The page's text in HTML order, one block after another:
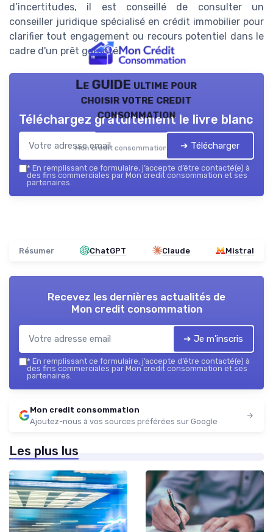
d’incertitudes, il est conseillé de consulter un
conseiller juridique spécialisé en crédit immobilier pour
clarifier tout engagement ou recours potentiel dans le
cadre d'un prêt garanté.
Le GUIDE ultime pour
choisir votre credit
consommation
Mon credit consommation — 2026
Téléchargez gratuitement le livre blanc
➔ Télécharger
* En remplissant ce formulaire, j’accepte d’être contacté(e) à
des fins commerciales par Mon credit consommation et ses
partenaires.
Résumer ChatGPT Claude Mistral
Recevez les dernières actualités de
Mon credit consommation
➔ Je m'inscris
* En remplissant ce formulaire, j’accepte d’être contacté(e) à
des fins commerciales par Mon credit consommation et ses
partenaires.
Mon credit consommation
Ajoutez-nous à vos sources préférées sur Google
Les plus lus